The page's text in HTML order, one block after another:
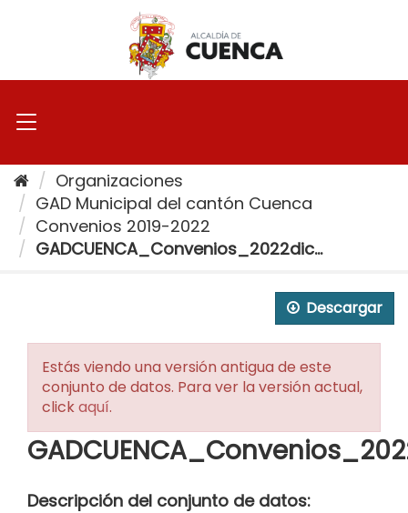
Organizaciones
GAD Municipal del cantón Cuenca
Convenios 2019-2022
GADCUENCA_Convenios_2022dic...
Descargar
Estás viendo una versión antigua de este
conjunto de datos. Para ver la versión actual,
clickaquí.
Descripción del conjunto de datos: